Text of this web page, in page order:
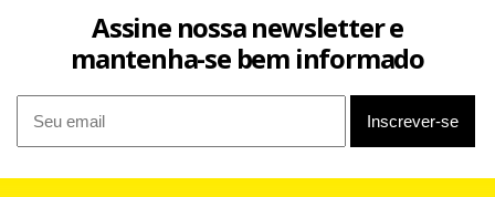
Facebook
WhatsApp
LinkedIn
Twitter
X Telegram
Share
Assine nossa newsletter e
mantenha-se bem informado